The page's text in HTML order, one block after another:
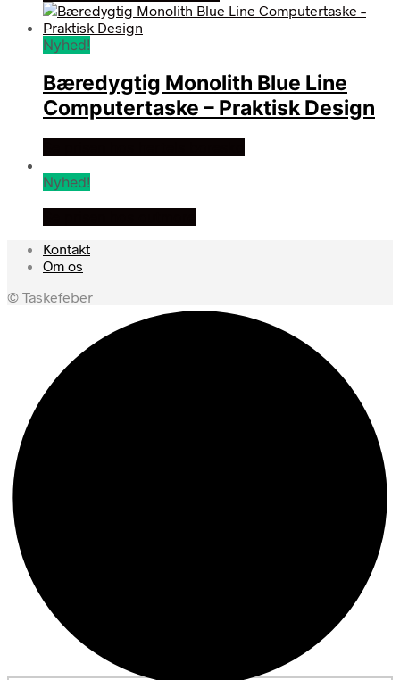
Nyhed!
Bæredygtig Monolith Blue Line
Computertaske – Praktisk Design
Nyhed!
Kontakt
Om os
© Taskefeber